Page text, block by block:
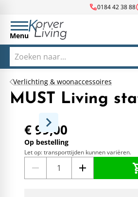
call0184 42 38 88
Menu
Verlichting & woonaccessoires
MUST Living
€ 99,00
Op bestelling
Let op: transporttijden kunnen variëren.